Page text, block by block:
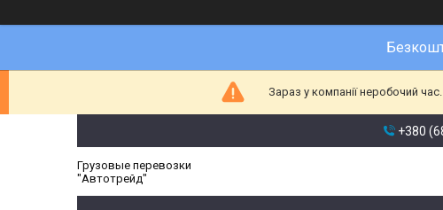
Зараз у компанії неробочий
+380
Грузовые перевозки
"Автотрейд"